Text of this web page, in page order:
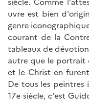
uvre est bien
genre
courant de la
tableaux de
autre que le portrait
et le Christ en
De tous les
17e siècle, c'est